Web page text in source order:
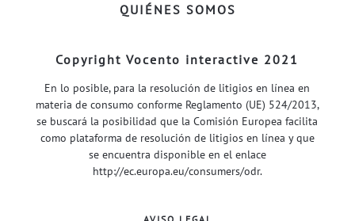
QUIÉNES SOMOS
Copyright Vocento interactive 2021
En lo posible, para la resolución de litigios en línea en
materia de consumo conforme Reglamento (UE) 524/2013,
se buscará la posibilidad que la Comisión Europea facilita
como plataforma de resolución de litigios en línea y que
se encuentra disponible en el enlace
http://ec.europa.eu/consumers/odr.
AVISO LEGAL